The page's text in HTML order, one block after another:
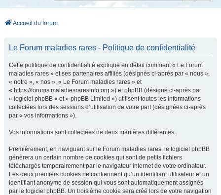
Accueil du forum
Le Forum maladies rares - Politique de confidentialité
Cette politique de confidentialité explique en détail comment « Le Forum
maladies rares » et ses partenaires affiliés (désignés ci-après par « nous »,
« notre », « nos », « Le Forum maladies rares » et
« https://forums.maladiesraresinfo.org ») et phpBB (désigné ci-après par
« logiciel phpBB » et « phpBB Limited ») utilisent toutes les informations
collectées lors des sessions d’utilisation de votre part (désignées ci-après
par « vos informations »).
Vos informations sont collectées de deux manières différentes.
Premièrement, en naviguant sur le Forum maladies rares, le logiciel phpBB
génèrera un certain nombre de cookies qui sont de petits fichiers
téléchargés temporairement par le navigateur internet de votre ordinateur.
Les deux premiers cookies ne contiennent qu’un identifiant utilisateur et un
identifiant anonyme de session qui vous sont automatiquement assignés
par le logiciel phpBB. Un troisième cookie sera créé lors de votre navigation